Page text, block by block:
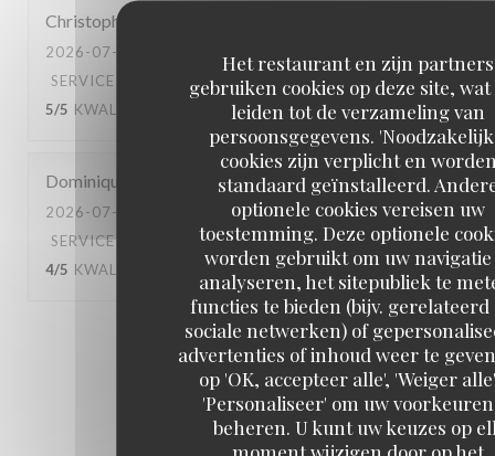
Het restaurant en zijn partners
gebruiken cookies op deze site,
leiden tot de verzameling van
persoonsgegevens.
cookies zijn verplicht en
standaard geïnstalleerd.
optionele cookies vereisen uw
toestemming. Deze optionele
worden gebruikt om uw
analyseren, het sitepubliek te
functies te bieden (bijv. gerelateerd
sociale netwerken) of
advertenties of inhoud weer te
op 'OK, accepteer alle', 'Weiger
'Personaliseer' om uw
beheren. U kunt uw keuzes op
moment wijzigen door op het
Christophe
2026-07-10
SERVICE
ATMOSFEER KEUKEN
5/5 KWALITEIT / PRIJS 5/5
Dominique
2026-07-04
- 13:00 - GASTEN 3
SERVICE: ATMOSFEER: 4/5 KEUKEN:
4/5 KWALITEIT / PRIJS : 4/5
1 2 3